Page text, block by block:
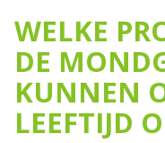
WELKE
DE
KUNNEN
LEEFTIJD